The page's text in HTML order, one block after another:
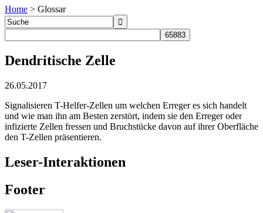
Home > Glossar
Dendritische Zelle
26.05.2017
Signalisieren T-Helfer-Zellen um welchen Erreger es sich handelt
und wie man ihn am Besten zerstört, indem sie den Erreger oder
infizierte Zellen fressen und Bruchstücke davon auf ihrer Oberfläche
den T-Zellen präsentieren.
Leser-Interaktionen
Footer